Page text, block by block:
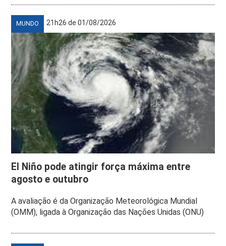
MUNDO 21h26 de 01/08/2026
El Niño pode atingir força máxima entre
agosto e outubro
A avaliação é da Organização Meteorológica Mundial
(OMM), ligada à Organização das Nações Unidas (ONU)